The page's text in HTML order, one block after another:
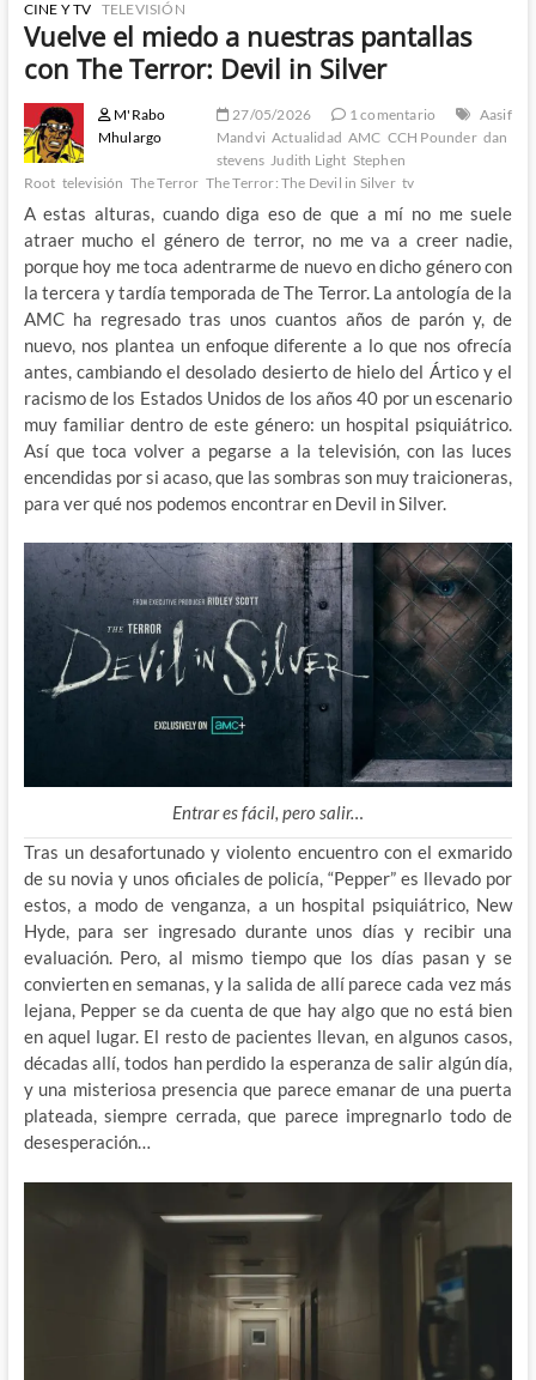
CINE Y TV TELEVISIÓN
Vuelve el miedo a nuestras pantallas
con The Terror: Devil in Silver
M'Rabo
Mhulargo
27/05/2026 1 comentario
Aasif
Mandvi Actualidad AMC CCH Pounder dan
stevens Judith Light Stephen
Root televisión The Terror The Terror: The Devil in Silver tv
A estas alturas, cuando diga eso de que a mí no me suele
atraer mucho el género de terror, no me va a creer nadie,
porque hoy me toca adentrarme de nuevo en dicho género con
la tercera y tardía temporada de The Terror. La antología de la
AMC ha regresado tras unos cuantos años de parón y, de
nuevo, nos plantea un enfoque diferente a lo que nos ofrecía
antes, cambiando el desolado desierto de hielo del Ártico y el
racismo de los Estados Unidos de los años 40 por un escenario
muy familiar dentro de este género: un hospital psiquiátrico.
Así que toca volver a pegarse a la televisión, con las luces
encendidas por si acaso, que las sombras son muy traicioneras,
para ver qué nos podemos encontrar en Devil in Silver.
Entrar es fácil, pero salir…
Tras un desafortunado y violento encuentro con el exmarido
de su novia y unos oficiales de policía, “Pepper” es llevado por
estos, a modo de venganza, a un hospital psiquiátrico, New
Hyde, para ser ingresado durante unos días y recibir una
evaluación. Pero, al mismo tiempo que los días pasan y se
convierten en semanas, y la salida de allí parece cada vez más
lejana, Pepper se da cuenta de que hay algo que no está bien
en aquel lugar. El resto de pacientes llevan, en algunos casos,
décadas allí, todos han perdido la esperanza de salir algún día,
y una misteriosa presencia que parece emanar de una puerta
plateada, siempre cerrada, que parece impregnarlo todo de
desesperación…